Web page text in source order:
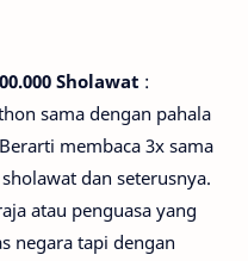
Sholawat :
sama dengan pahala
membaca 3x sama
dan seterusnya.
atau penguasa yang
negara tapi dengan